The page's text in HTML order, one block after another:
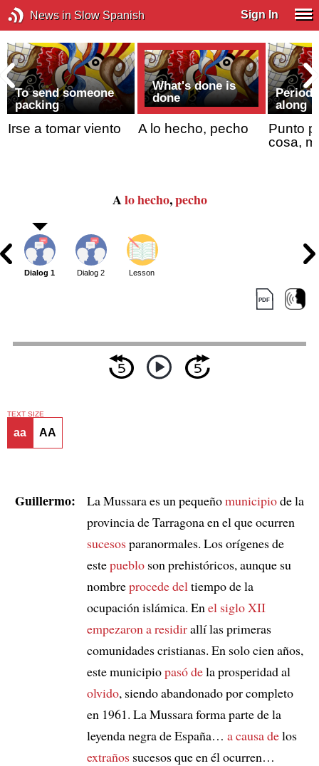
News in Slow Spanish Sign In
To send someone
packing
Irse a tomar viento
What's done is
done
A lo hecho, pecho
along
Punto
cosa,
Alo hecho,pecho
Dialog 1 Dialog 2 Lesson
TEXT SIZE
aa AA
Guillermo: La Mussara es un pequeñomunicipiode la
provincia de Tarragona en el que ocurren
sucesosparanormales. Los orígenes de
estepuebloson prehistóricos, aunque su
nombreprocede del tiempo de la
ocupación islámica. En el siglo XII
empezaron a residirallí las primeras
comunidades cristianas. En solo cien años,
este municipiopasó dela prosperidad al
olvido, siendo abandonado por completo
en 1961. La Mussara forma parte de la
leyenda negra de España… a causa delos
extrañossucesos que en él ocurren…